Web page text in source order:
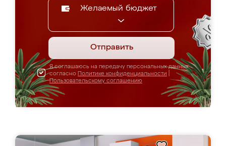
Желаемый бюджет
Отправить
Я соглашаюсь на передачу персональных данных
согласно Политике конфиденциальности
Пользовательскому соглашению